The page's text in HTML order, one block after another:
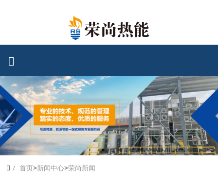
首页>新闻中心>荣尚新闻